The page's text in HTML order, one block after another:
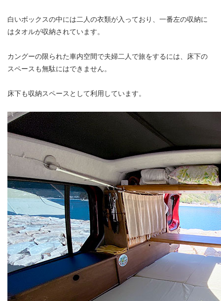
白いボックスの中には二人の衣類が入っており、一番左の収納に
はタオルが収納されています。
カングーの限られた車内空間で夫婦二人で旅をするには、床下の
スペースも無駄にはできません。
床下も収納スペースとして利用しています。